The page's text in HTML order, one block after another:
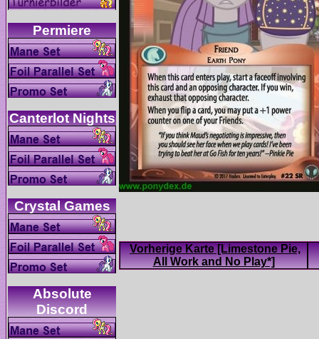
Absolute
Vorherige Karte [Limestone Pie,